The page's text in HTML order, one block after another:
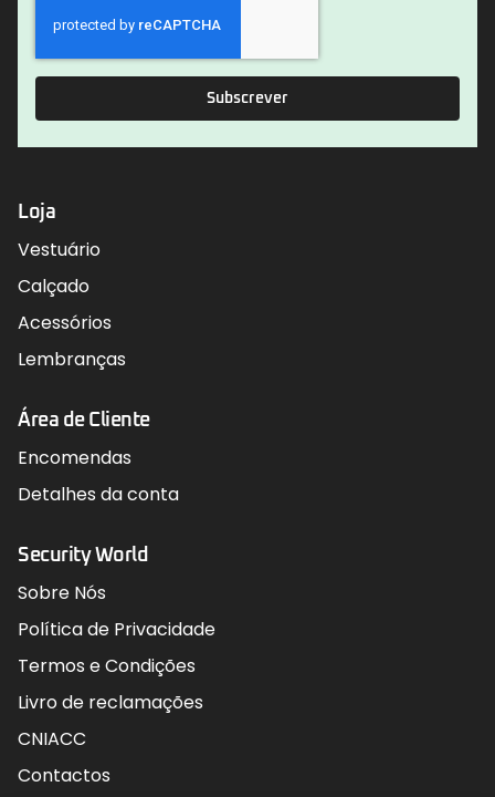
Subscrever
Loja
Vestuário
Calçado
Acessórios
Lembranças
Área de Cliente
Encomendas
Detalhes da conta
Security World
Sobre Nós
Política de Privacidade
Termos e Condições
Livro de reclamações
CNIACC
Contactos